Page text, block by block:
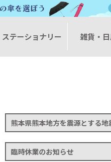
ステーショナリー 雑貨・
熊本県熊本地方を震源とする
臨時休業のお知らせ